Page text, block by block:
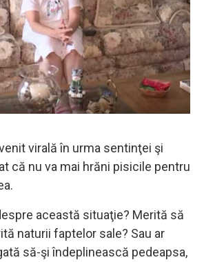
virală în urma sentinţei şi
că nu va mai hrăni pisicile pentru
această situaţie? Merită să
naturii faptelor sale? Sau ar
să-şi îndeplinească pedeapsa,